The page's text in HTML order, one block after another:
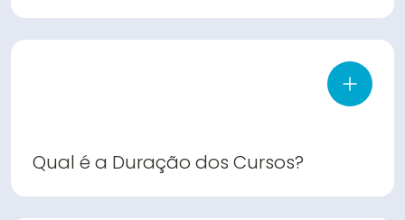
Qual é a Duração dos Cursos?